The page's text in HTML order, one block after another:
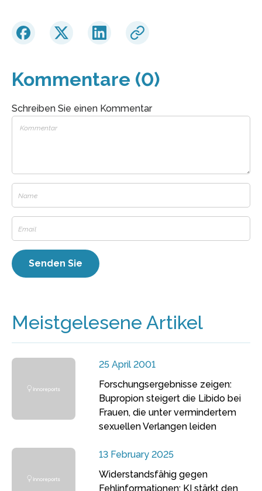
Kommentare (0)
Schreiben Sie einen Kommentar
Meistgelesene Artikel
25 April 2001
Forschungsergebnisse zeigen:
Bupropion steigert die Libido bei
Frauen, die unter vermindertem
sexuellen Verlangen leiden
13 February 2025
Widerstandsfähig gegen
Fehlinformationen: KI stärkt den